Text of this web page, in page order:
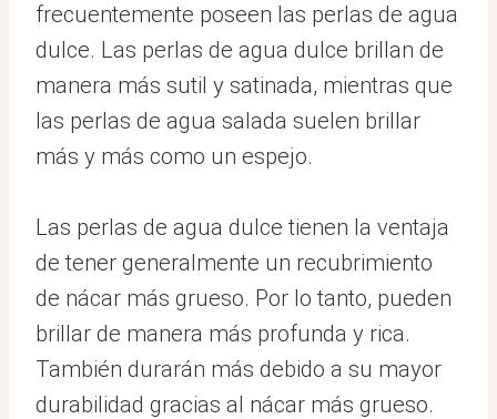
frecuentemente poseen las perlas de agua
dulce. Las perlas de agua dulce brillan de
manera más sutil y satinada, mientras que
las perlas de agua salada suelen brillar
más y más como un espejo.
Las perlas de agua dulce tienen la ventaja
de tener generalmente un recubrimiento
de nácar más grueso. Por lo tanto, pueden
brillar de manera más profunda y rica.
También durarán más debido a su mayor
durabilidad gracias al nácar más grueso.